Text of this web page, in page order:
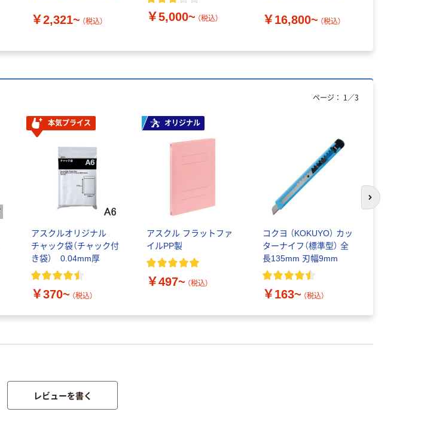
￥2,321~ （税込） ￥5,000~ （税込）
梱包 オリジナル
￥16,800~ （税込）
本気プライス
アスクルオリジナル
チャック袋（チャック付
き袋） 0.04mm厚
￥370~ （税込）
オリジナル
アスクル フラットファ
イルPP製
￥497~ （税込）
コクヨ （KOKUYO） カッ
ターナイフ（標準型） 全
長135mm 刃幅9mm
￥163~ （税込）
ページ： 1 ／3
次のスライド
レビューを書く